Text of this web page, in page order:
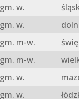
gm. w.
gm. w.
gm. m-w.
gm. m-w.
gm. w.
gm. w.